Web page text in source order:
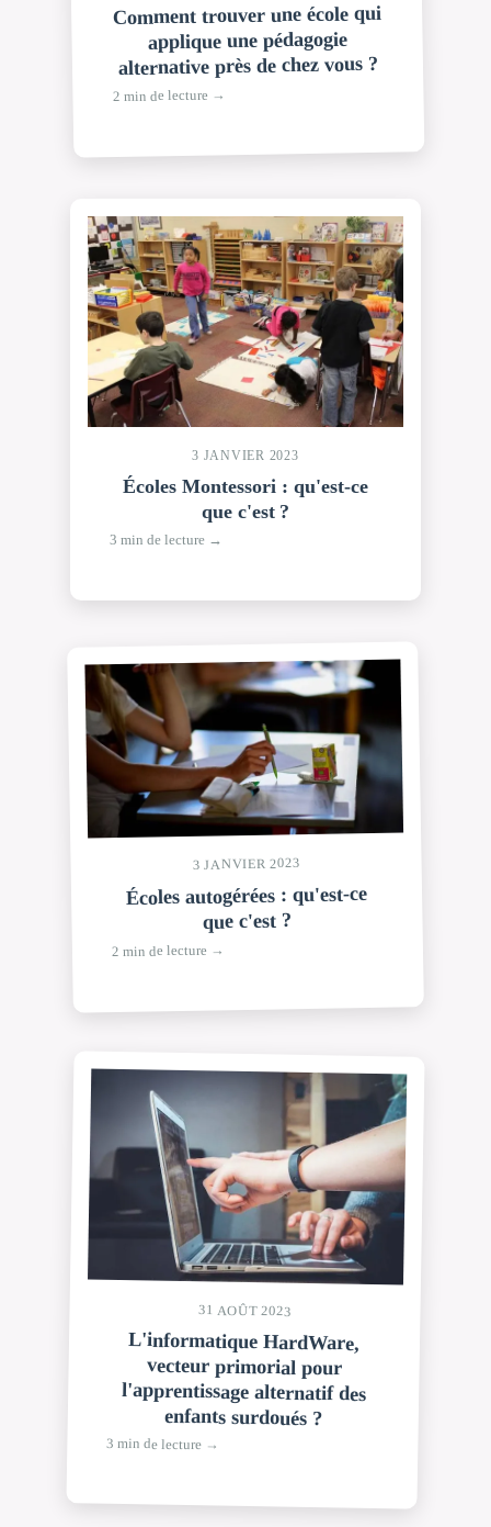
Comment trouver une école qui
applique une pédagogie
alternative près de chez vous ?
2 min de lecture →
3 JANVIER 2023
Écoles Montessori : qu'est-ce
que c'est ?
3 min de lecture →
3 JANVIER 2023
Écoles autogérées : qu'est-ce
que c'est ?
2 min de lecture →
31 AOÛT 2023
L'informatique HardWare,
vecteur primorial pour
l'apprentissage alternatif des
enfants surdoués ?
3 min de lecture →